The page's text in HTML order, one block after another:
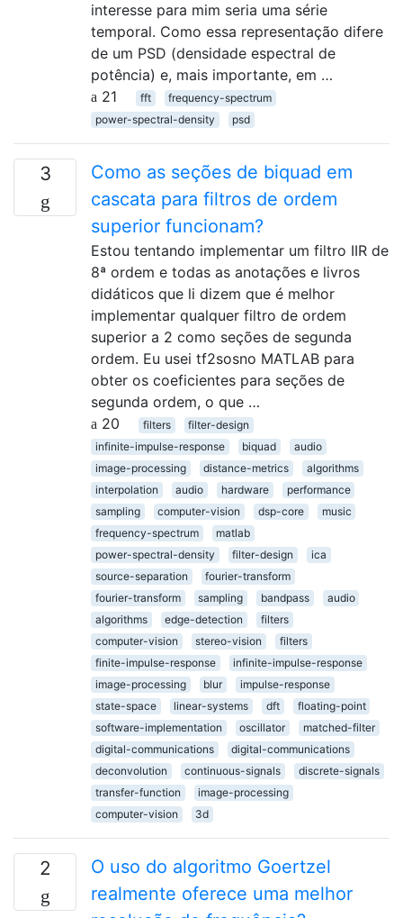
interesse para mim seria uma série
temporal. Como essa representação difere
de um PSD (densidade espectral de
potência) e, mais importante, em …
21
fft
frequency-spectrum
power-spectral-density
psd
3
Como as seções de biquad em
cascata para filtros de ordem
superior funcionam?
Estou tentando implementar um filtro IIR de
8ª ordem e todas as anotações e livros
didáticos que li dizem que é melhor
implementar qualquer filtro de ordem
superior a 2 como seções de segunda
ordem. Eu usei tf2sosno MATLAB para
obter os coeficientes para seções de
segunda ordem, o que …
20
filters
filter-design
infinite-impulse-response
biquad
audio
image-processing
distance-metrics
algorithms
interpolation
audio hardware
performance
sampling
computer-vision dsp-core
music
frequency-spectrum
matlab
power-spectral-density
filter-design
ica
source-separation
fourier-transform
fourier-transform
sampling bandpass
audio
algorithms
edge-detection
filters
computer-vision
stereo-vision
filters
finite-impulse-response
infinite-impulse-response
image-processing
blur
impulse-response
state-space
linear-systems dft
floating-point
software-implementation
oscillator
matched-filter
digital-communications
digital-communications
deconvolution
continuous-signals
discrete-signals
transfer-function
image-processing
computer-vision
3d
2
O uso do algoritmo Goertzel
realmente oferece uma melhor